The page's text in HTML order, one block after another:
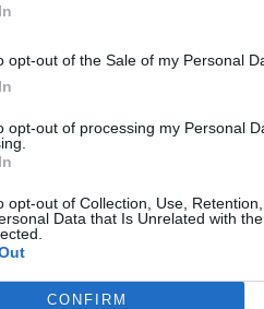
opt-out of the Sale of my Personal
opt-out of processing my Personal
opt-out of Collection, Use,
Data that Is Unrelated with
CONFIRM
μέσω όρο αυτά τα 2 εκατ.
κατά μέσο όρο. Η
51 έως 100€, ενώ είναι
σημαίνει ότι αναβάλουν